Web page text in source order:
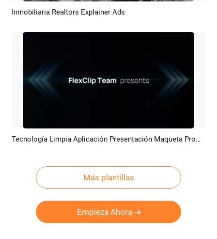
Previsualizar
Inmobiliaria Realtors Explainer Ads
Previsualizar Crear IA Tecnología Limpia Aplicación Presentación Maqueta Promoción
Más plantillas
Empieza Ahora